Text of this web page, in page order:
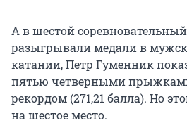
А в шестой
разыгрывали медали в
катании, Петр Гуменник
пятью четверными
рекордом (271,21 балла). Но
на шестое место.